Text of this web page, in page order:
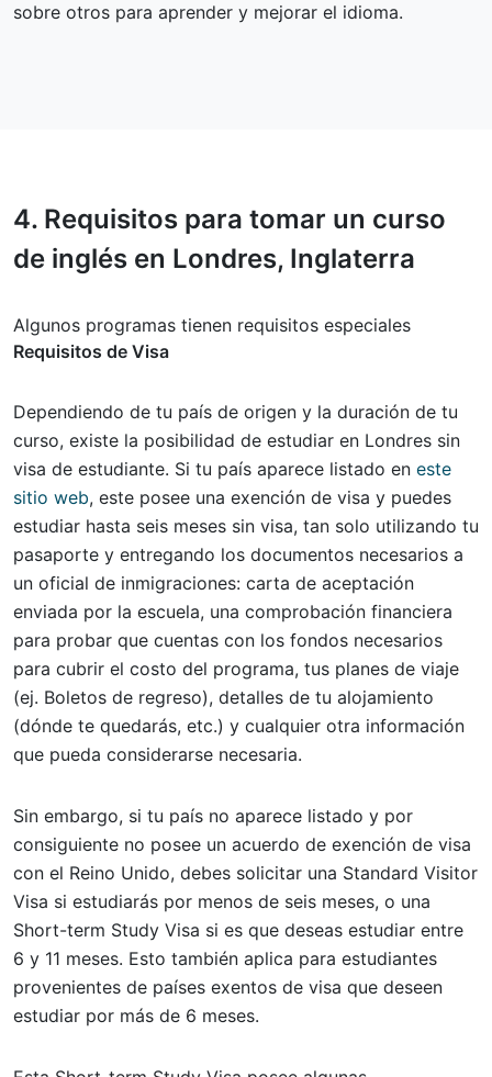
sobre otros para aprender y mejorar el idioma.
4. Requisitos para tomar un curso
de inglés en Londres, Inglaterra
Algunos programas tienen requisitos especiales
Requisitos de Visa
Dependiendo de tu país de origen y la duración de tu
curso, existe la posibilidad de estudiar en Londres sin
visa de estudiante. Si tu país aparece listado en este
sitio web, este posee una exención de visa y puedes
estudiar hasta seis meses sin visa, tan solo utilizando tu
pasaporte y entregando los documentos necesarios a
un oficial de inmigraciones: carta de aceptación
enviada por la escuela, una comprobación financiera
para probar que cuentas con los fondos necesarios
para cubrir el costo del programa, tus planes de viaje
(ej. Boletos de regreso), detalles de tu alojamiento
(dónde te quedarás, etc.) y cualquier otra información
que pueda considerarse necesaria.
Sin embargo, si tu país no aparece listado y por
consiguiente no posee un acuerdo de exención de visa
con el Reino Unido, debes solicitar una Standard Visitor
Visa si estudiarás por menos de seis meses, o una
Short-term Study Visa si es que deseas estudiar entre
6 y 11 meses. Esto también aplica para estudiantes
provenientes de países exentos de visa que deseen
estudiar por más de 6 meses.